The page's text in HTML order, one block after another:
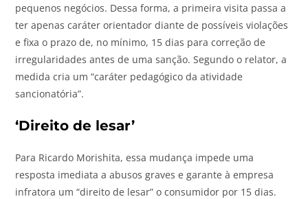
pequenos negócios. Dessa forma, a primeira visita passa a
ter apenas caráter orientador diante de possíveis violações
e fixa o prazo de, no mínimo, 15 dias para correção de
irregularidades antes de uma sanção. Segundo o relator, a
medida cria um “caráter pedagógico da atividade
sancionatória”.
‘Direito de lesar’
Para Ricardo Morishita, essa mudança impede uma
resposta imediata a abusos graves e garante à empresa
infratora um “direito de lesar” o consumidor por 15 dias.